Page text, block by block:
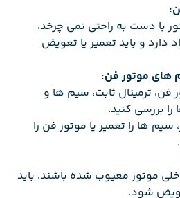
با دست به راحتی نمی چرخد،
دارد و باید تعمیر یا تعویض
های موتور فن:
فن، ترمینال ثابت، سیم ها و
را بررسی کنید.
سیم ها را تعمیر یا موتور فن را
موتور معیوب شده باشند، باید
شود.